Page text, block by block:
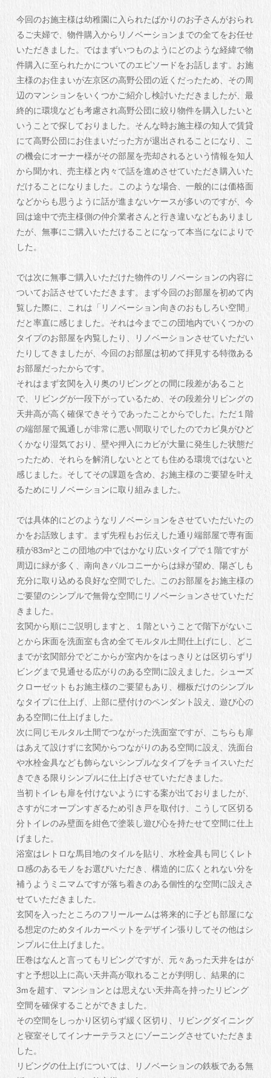
今回のお施主様は幼稚園に入られたばかりのお子さんがおられ
るご夫婦で、物件購入からリノベーションまでの全てをお任せ
いただきました。ではまずいつものようにどのような経緯で物
件購入に至られたかについてのエピソードをお話します。お施
主様のお住まいが左京区の高野公団の近くだったため、その周
辺のマンションをいくつかご紹介し検討いただきましたが、最
終的に環境なども考慮され高野公団に絞り物件を購入したいと
いうことで探しておりました。そんな時お施主様の知人で賃貸
にて高野公団にお住まいだった方が退出されることになり、こ
の機会にオーナー様がその部屋を売却されるという情報を知人
から聞かれ、売主様と内々で話を進めさせていただき購入いた
だけることになりました。このような場合、一般的には価格面
などからも思うように話が進まないケースが多いのですが、今
回は途中で売主様側の仲介業者さんと行き違いなどもありまし
たが、無事にご購入いただけることになって本当になによりで
した。
では次に無事ご購入いただけた物件のリノベーションの内容に
ついてお話させていただきます。まず今回のお部屋を初めて内
覧した際に、これは「リノベーション向きのおもしろい空間」
だと率直に感じました。それは今までこの団地内でいくつかの
タイプのお部屋を内覧したり、リノベーションさせていただい
たりしてきましたが、今回のお部屋は初めて拝見する特徴ある
お部屋だったからです。
それはまず玄関を入り奥のリビングとの間に段差があること
で、リビングが一段下がっているため、その段差分リビングの
天井高が高く確保できそうであったことからでした。ただ１階
の端部屋で風通しが非常に悪い間取りでしたのでカビ臭がひど
くかなり湿気ており、壁や押入にカビが大量に発生した状態だ
ったため、それらを解消しないととても住める環境ではないと
感じました。そしてその課題を含め、お施主様のご要望を叶え
るためにリノベーションに取り組みました。
では具体的にどのようなリノベーションをさせていただいたの
かをお話致します。まず先程もお伝えした通り端部屋で専有面
積が83m²とこの団地の中ではかなり広いタイプで１階ですが
周辺に緑が多く、南向きバルコニーからは緑が望め、陽ざしも
充分に取り込める良好な空間でした。このお部屋をお施主様の
ご要望のシンプルで無骨な空間にリノベーションさせていただ
きました。
玄関から順にご説明しますと、１階ということで階下がないこ
とから床面を洗面室も含め全てモルタル土間仕上げにし、どこ
までが玄関部分でどこからが室内かをはっきりとは区切らずリ
ビングまで見通せる広がりのある空間に設えました。シューズ
クローゼットもお施主様のご要望もあり、棚板だけのシンプル
なタイプに仕上げ、上部に壁付けのペンダント設え、遊び心の
ある空間に仕上げました。
次に同じモルタル土間でつながった洗面室ですが、こちらも扉
はあえて設けずに玄関からつながりのある空間に設え、洗面台
や水栓金具なども飾らないシンプルなタイプをチョイスいただ
きできる限りシンプルに仕上げさせていただきました。
当初トイレも扉を付けないようにする案が出ておりましたが、
さすがにオープンすぎるため引き戸を取付け、こうして区切る
分トイレのみ壁面を紺色で塗装し遊び心を持たせて空間に仕上
げました。
浴室はレトロな馬目地のタイルを貼り、水栓金具も同じくレト
ロ感のあるモノをお選びいただき、構造的に広くとれない分を
補うようミニマムですが落ち着きのある個性的な空間に設えさ
せていただきました。
玄関を入ったところのフリールームは将来的に子ども部屋にな
る想定のためタイルカーペットをデザイン張りしてその他はシ
ンプルに仕上げました。
圧巻はなんと言ってもリビングですが、元々あった天井をはが
すと予想以上に高い天井高が取れることが判明し、結果的に
3mを超す、マンションとは思えない天井高を持ったリビング
空間を確保することができました。
その空間をしっかり区切らず緩く区切り、リビングダイニング
と寝室そしてインナーテラスとにゾーニングさせていただきま
した。
リビングの仕上げについては、リノベーションの鉄板である無